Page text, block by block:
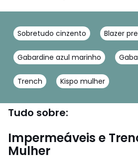
Sobretudo cinzento Blazer
Gabardine azul marinho
Trench Kispo mulher
Tudo sobre:
Impermeáveis e
Mulher